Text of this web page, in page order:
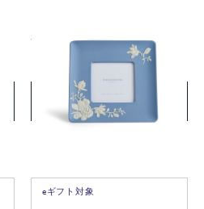
チャーフレーム
￥36,300 (税込)
詳細を見る
eギフト対象